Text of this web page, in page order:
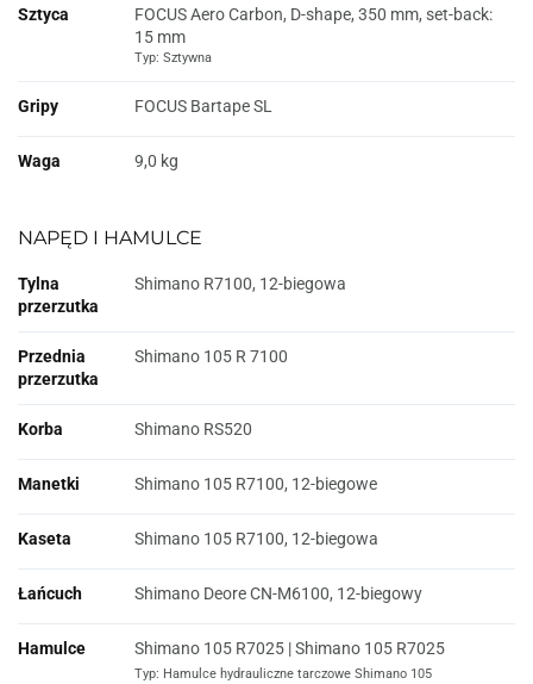
Sztyca
FOCUS Aero Carbon, D-shape, 350 mm, set-back:
15 mm
Typ: Sztywna
Gripy FOCUS Bartape SL
Waga 9,0 kg
NAPĘD I HAMULCE
Tylna
przerzutka
Shimano R7100, 12-biegowa
Przednia
przerzutka
Shimano 105 R 7100
Korba Shimano RS520
Manetki Shimano 105 R7100, 12-biegowe
Kaseta Shimano 105 R7100, 12-biegowa
Łańcuch Shimano Deore CN-M6100, 12-biegowy
Hamulce Shimano 105 R7025 | Shimano 105 R7025
Typ: Hamulce hydrauliczne tarczowe Shimano 105